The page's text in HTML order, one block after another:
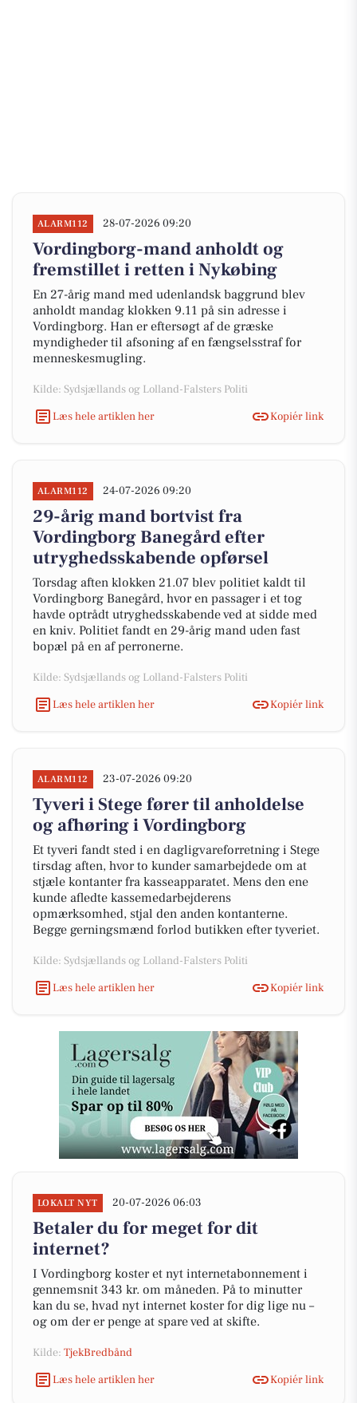
ALARM112 28-07-2026 09:20
Vordingborg-mand anholdt og
fremstillet i retten i Nykøbing
En 27-årig mand med udenlandsk baggrund blev
anholdt mandag klokken 9.11 på sin adresse i
Vordingborg. Han er eftersøgt af de græske
myndigheder til afsoning af en fængselsstraf for
menneskesmugling.
Kilde: Sydsjællands og Lolland-Falsters Politi
Læs hele artiklen her
Kopiér link
ALARM112 24-07-2026 09:20
29-årig mand bortvist fra
Vordingborg Banegård efter
utryghedsskabende opførsel
Torsdag aften klokken 21.07 blev politiet kaldt til
Vordingborg Banegård, hvor en passager i et tog
havde optrådt utryghedsskabende ved at sidde med
en kniv. Politiet fandt en 29-årig mand uden fast
bopæl på en af perronerne.
Kilde: Sydsjællands og Lolland-Falsters Politi
Læs hele artiklen her
Kopiér link
ALARM112 23-07-2026 09:20
Tyveri i Stege fører til anholdelse
og afhøring i Vordingborg
Et tyveri fandt sted i en dagligvareforretning i Stege
tirsdag aften, hvor to kunder samarbejdede om at
stjæle kontanter fra kasseapparatet. Mens den ene
kunde afledte kassemedarbejderens
opmærksomhed, stjal den anden kontanterne.
Begge gerningsmænd forlod butikken efter tyveriet.
Kilde: Sydsjællands og Lolland-Falsters Politi
Læs hele artiklen her
Kopiér link
LOKALT NYT 20-07-2026 06:03
Betaler du for meget for dit
internet?
I Vordingborg koster et nyt internetabonnement i
gennemsnit 343 kr. om måneden. På to minutter
kan du se, hvad nyt internet koster for dig lige nu –
og om der er penge at spare ved at skifte.
Kilde: TjekBredbånd
Læs hele artiklen her
Kopiér link